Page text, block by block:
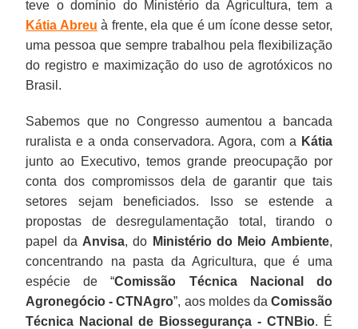
teve o domínio do Ministério da Agricultura, tem a
Kátia Abreu à frente, ela que é um ícone desse setor,
uma pessoa que sempre trabalhou pela flexibilização
do registro e maximização do uso de agrotóxicos no
Brasil.
Sabemos que no Congresso aumentou a bancada
ruralista e a onda conservadora. Agora, com a Kátia
junto ao Executivo, temos grande preocupação por
conta dos compromissos dela de garantir que tais
setores sejam beneficiados. Isso se estende a
propostas de desregulamentação total, tirando o
papel da Anvisa, do Ministério do Meio Ambiente,
concentrando na pasta da Agricultura, que é uma
espécie de “Comissão Técnica Nacional do
Agronegócio - CTNAgro”, aos moldes da Comissão
Técnica Nacional de Biossegurança - CTNBio. É